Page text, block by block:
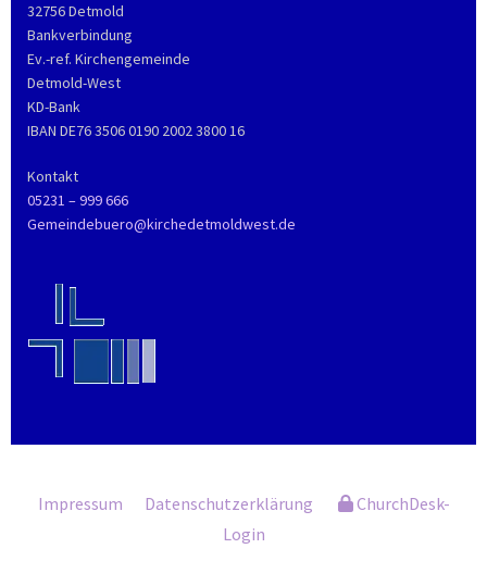
32756 Detmold
Bankverbindung
Ev.-ref. Kirchengemeinde
Detmold-West
KD-Bank
IBAN DE76 3506 0190 2002 3800 16
Kontakt
05231 – 999 666
Gemeindebuero@kirchedetmoldwest.de
Impressum Datenschutzerklärung
ChurchDesk-
Login